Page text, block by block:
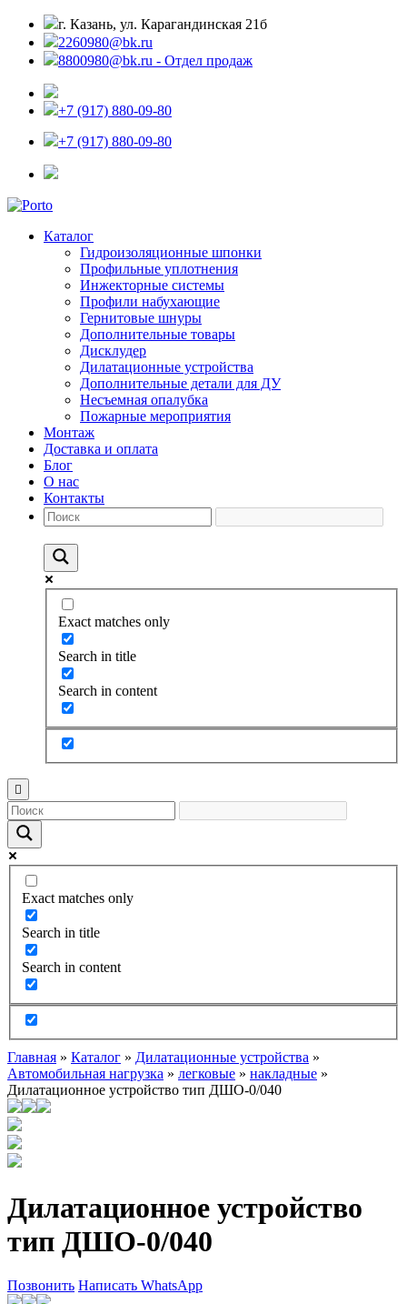
г. Казань, ул. Карагандинская 21б
2260980@bk.ru
8800980@bk.ru - Отдел продаж
+7 (917) 880-09-80
+7 (917) 880-09-80
Каталог
Гидроизоляционные шпонки
Профильные уплотнения
Инжекторные системы
Профили набухающие
Гернитовые шнуры
Дополнительные товары
Дисклудер
Дилатационные устройства
Дополнительные детали для ДУ
Несъемная опалубка
Пожарные мероприятия
Монтаж
Доставка и оплата
Блог
О нас
Контакты
Exact matches only
Search in title
Search in content
Exact matches only
Search in title
Search in content
Главная » Каталог » Дилатационные устройства »
Автомобильная нагрузка » легковые » накладные »
Дилатационное устройство тип ДШО-0/040
Дилатационное устройство
тип ДШО-0/040
Позвонить Написать WhatsApp